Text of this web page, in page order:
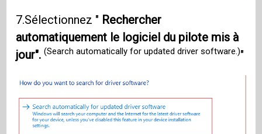
7.Sélectionnez " Rechercher
automatiquement le logiciel du pilote mis à
jour".(Search automatically for updated driver software.)"